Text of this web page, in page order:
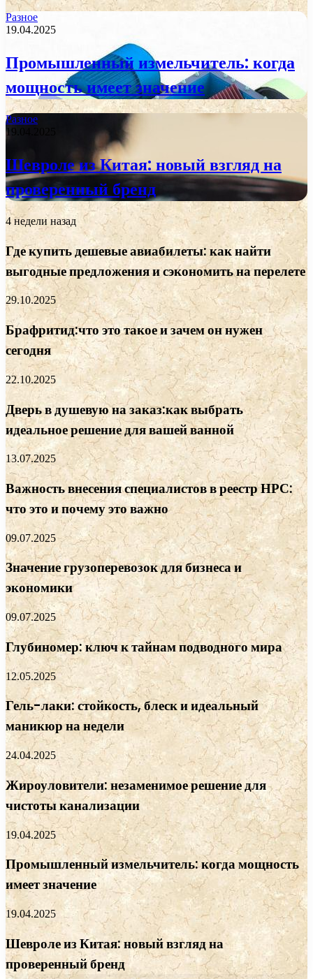
Разное
19.04.2025
Промышленный измельчитель: когда
мощность имеет значение
Разное
19.04.2025
Шевроле из Китая: новый взгляд на
проверенный бренд
4 недели назад
Где купить дешевые авиабилеты: как найти
выгодные предложения и сэкономить на перелете
29.10.2025
Брафритид:что это такое и зачем он нужен
сегодня
22.10.2025
Дверь в душевую на заказ:как выбрать
идеальное решение для вашей ванной
13.07.2025
Важность внесения специалистов в реестр НРС:
что это и почему это важно
09.07.2025
Значение грузоперевозок для бизнеса и
экономики
09.07.2025
Глубиномер: ключ к тайнам подводного мира
12.05.2025
Гель-лаки: стойкость, блеск и идеальный
маникюр на недели
24.04.2025
Жироуловители: незаменимое решение для
чистоты канализации
19.04.2025
Промышленный измельчитель: когда мощность
имеет значение
19.04.2025
Шевроле из Китая: новый взгляд на
проверенный бренд